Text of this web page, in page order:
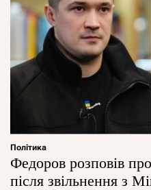
Політика
Федоров розповів
після звільнення з